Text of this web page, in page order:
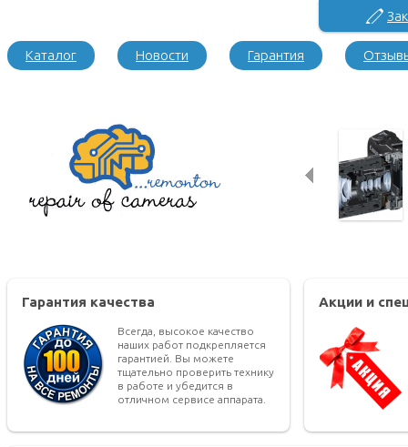
Каталог Новости Гарантия
Гарантия качества
Всегда, высокое качество
наших работ подкрепляется
гарантией. Вы можете
тщательно проверить технику
в работе и убедится в
отличном сервисе аппарата.
Акции и